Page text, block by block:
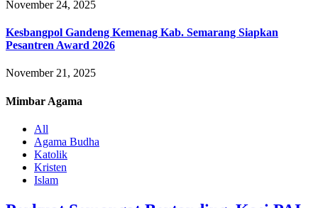
November 24, 2025
Kesbangpol Gandeng Kemenag Kab. Semarang Siapkan
Pesantren Award 2026
November 21, 2025
Mimbar Agama
All
Agama Budha
Katolik
Kristen
Islam